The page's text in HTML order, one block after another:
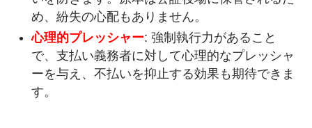
め、紛失の心配もありません。
心理的プレッシャー: 強制執行力があること
で、支払い義務者に対して心理的なプレッシャ
ーを与え、不払いを抑止する効果も期待できま
す。